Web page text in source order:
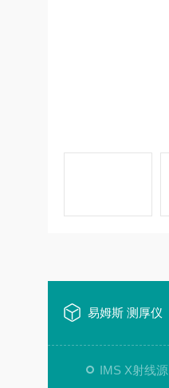
易姆斯 测厚仪
IMS X射线源